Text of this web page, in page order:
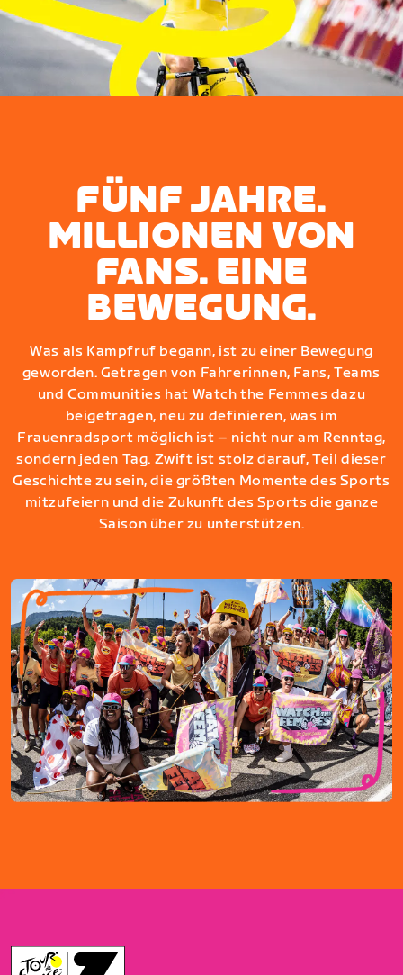
FÜNF JAHRE.
MILLIONEN VON
FANS. EINE
BEWEGUNG.
Was als Kampfruf begann, ist zu einer Bewegung
geworden. Getragen von Fahrerinnen, Fans, Teams
und Communities hat Watch the Femmes dazu
beigetragen, neu zu definieren, was im
Frauenradsport möglich ist – nicht nur am Renntag,
sondern jeden Tag. Zwift ist stolz darauf, Teil dieser
Geschichte zu sein, die größten Momente des Sports
mitzufeiern und die Zukunft des Sports die ganze
Saison über zu unterstützen.